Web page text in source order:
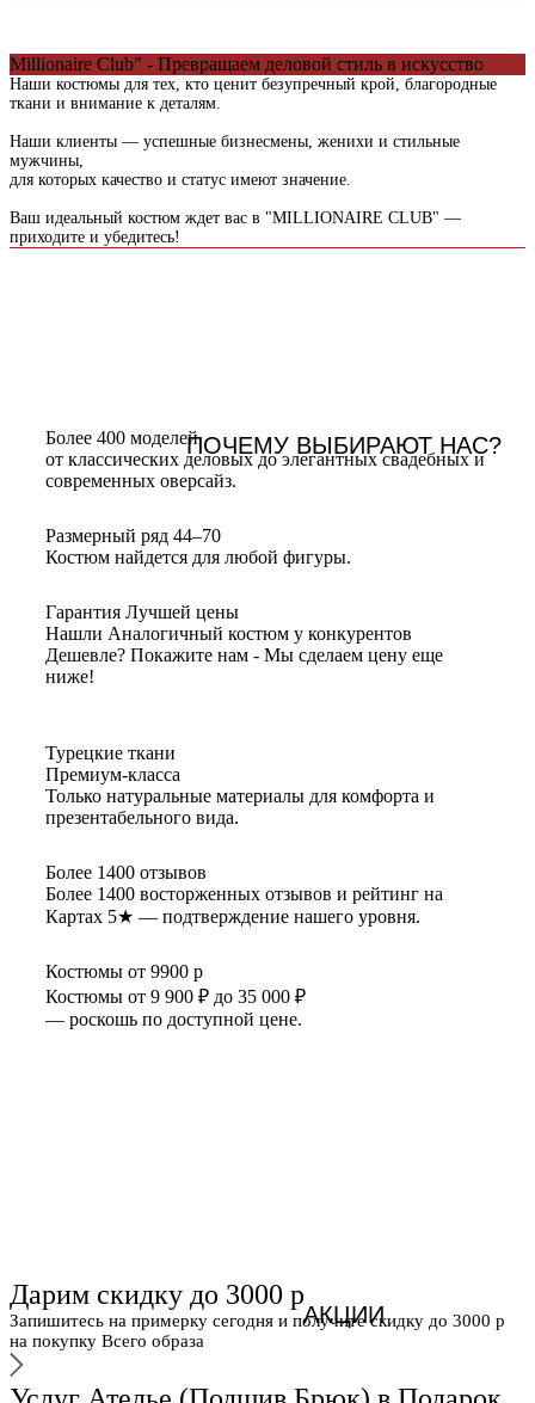
Millionaire Club" - Превращаем деловой стиль в искусство
Наши костюмы для тех, кто ценит безупречный крой, благородные
ткани и внимание к деталям.
Наши клиенты — успешные бизнесмены, женихи и стильные
мужчины,
для которых качество и статус имеют значение.
Ваш идеальный костюм ждет вас в "MILLIONAIRE CLUB" —
приходите и убедитесь!
ПОЧЕМУ ВЫБИРАЮТ НАС?
Более 400 моделей
от классических деловых до элегантных свадебных и
современных оверсайз.
Размерный ряд 44–70
Костюм найдется для любой фигуры.
Гарантия Лучшей цены
Нашли Аналогичный костюм у конкурентов
Дешевле? Покажите нам - Мы сделаем цену еще
ниже!
Турецкие ткани
Премиум-класса
Только натуральные материалы для комфорта и
презентабельного вида.
Более 1400 отзывов
Более 1400 восторженных отзывов и рейтинг на
Картах 5★ — подтверждение нашего уровня.
Костюмы от 9900 р
Костюмы от 9 900 ₽ до 35 000 ₽
— роскошь по доступной цене.
АКЦИИ
Дарим скидку до 3000 р
Запишитесь на примерку сегодня и получите скидку до 3000 р
на покупку Всего образа